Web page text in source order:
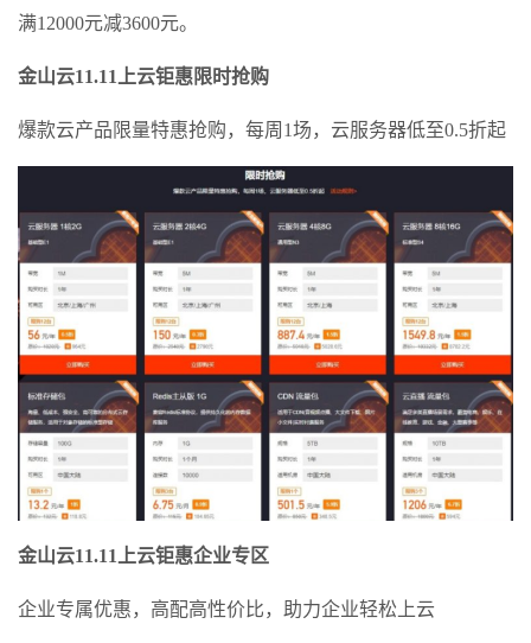
满12000元减3600元。
金山云11.11上云钜惠限时抢购
爆款云产品限量特惠抢购，每周1场，云服务器低至0.5折起
金山云11.11上云钜惠企业专区
企业专属优惠，高配高性价比，助力企业轻松上云